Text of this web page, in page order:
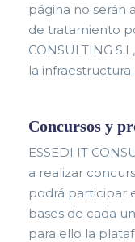
página no serán
de tratamiento
CONSULTING
la infraestructura
Concursos y
ESSEDI IT
a realizar
podrá participar
bases de cada
para ello la p